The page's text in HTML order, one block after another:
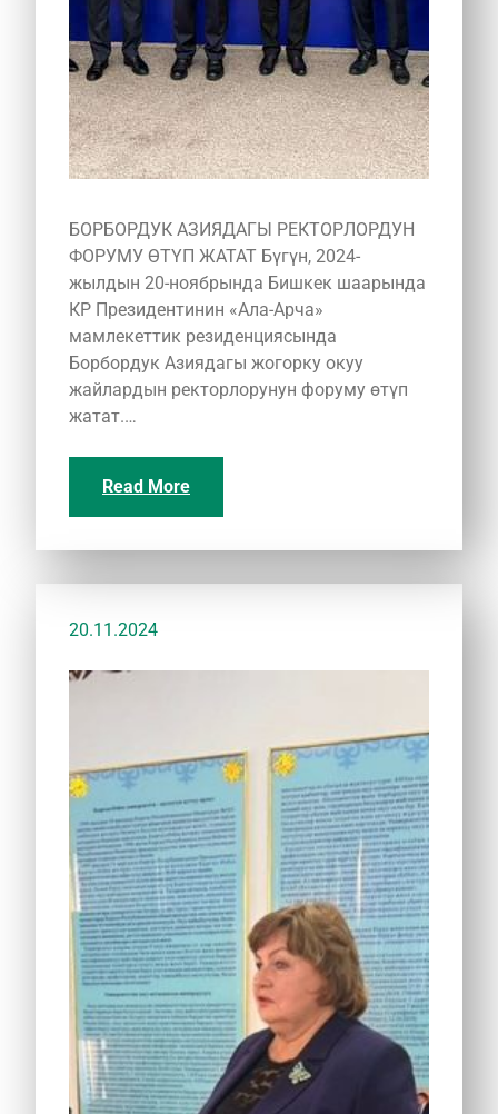
БОРБОРДУК АЗИЯДАГЫ РЕКТОРЛОРДУН
ФОРУМУ ӨТҮП ЖАТАТ Бүгүн, 2024-
жылдын 20-ноябрында Бишкек шаарында
КР Президентинин «Ала-Арча»
мамлекеттик резиденциясында
Борбордук Азиядагы жогорку окуу
жайлардын ректорлорунун форуму өтүп
жатат.…
Read More
20.11.2024